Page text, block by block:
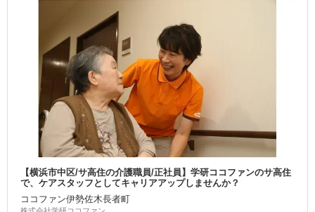
【横浜市中区/サ高住の介護職員/正社員】学研ココファンのサ高住
で、ケアスタッフとしてキャリアアップしませんか？
ココファン伊勢佐木長者町